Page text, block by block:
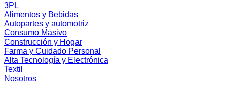
3PL
Alimentos y Bebidas
Autopartes y automotriz
Consumo Masivo
Construcción y Hogar
Farma y Cuidado Personal
Alta Tecnología y Electrónica
Textil
Nosotros